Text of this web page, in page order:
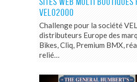
VELO2000
Challenge pour la société
distributeurs Europe des
Bikes, Cliq, Premium BMX,
relié…